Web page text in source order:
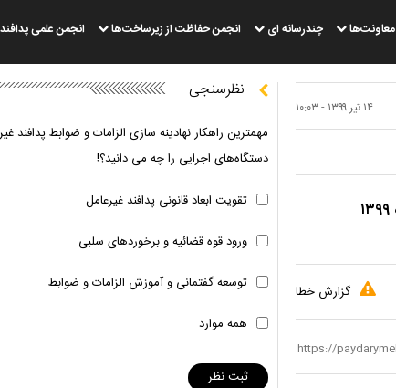
معاونت‌ها چندرسانه ای انجمن حفاظت از زیرساخت‌ها انجمن علمی
۱۴ تير ۱۳۹۹ - ۱۰:۰۳
گزارش خطا
نظرسنجی
مهمترین راهکار نهادینه سازی الزامات و ضوابط پدافند
دستگاه‌های اجرایی را چه می دانید؟!
تقویت ابعاد قانونی پدافند غیرعامل
ورود قوه قضائیه و برخوردهای سلبی
توسعه گفتمانی و آموزش الزامات و ضوابط
همه موارد